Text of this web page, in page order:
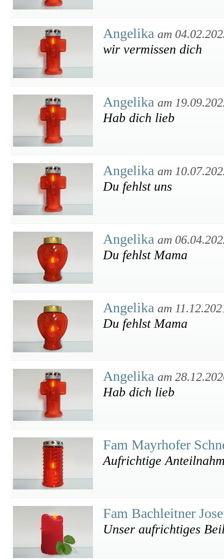
Angelika am
wir vermissen dich
Angelika am
Hab dich lieb
Angelika am
Du fehlst uns
Angelika am
Du fehlst Mama
Angelika am
Du fehlst Mama
Angelika am
Hab dich lieb
Fam Mayrhofer
Aufrichtige
Fam Bachleitner
Unser aufrichtiges